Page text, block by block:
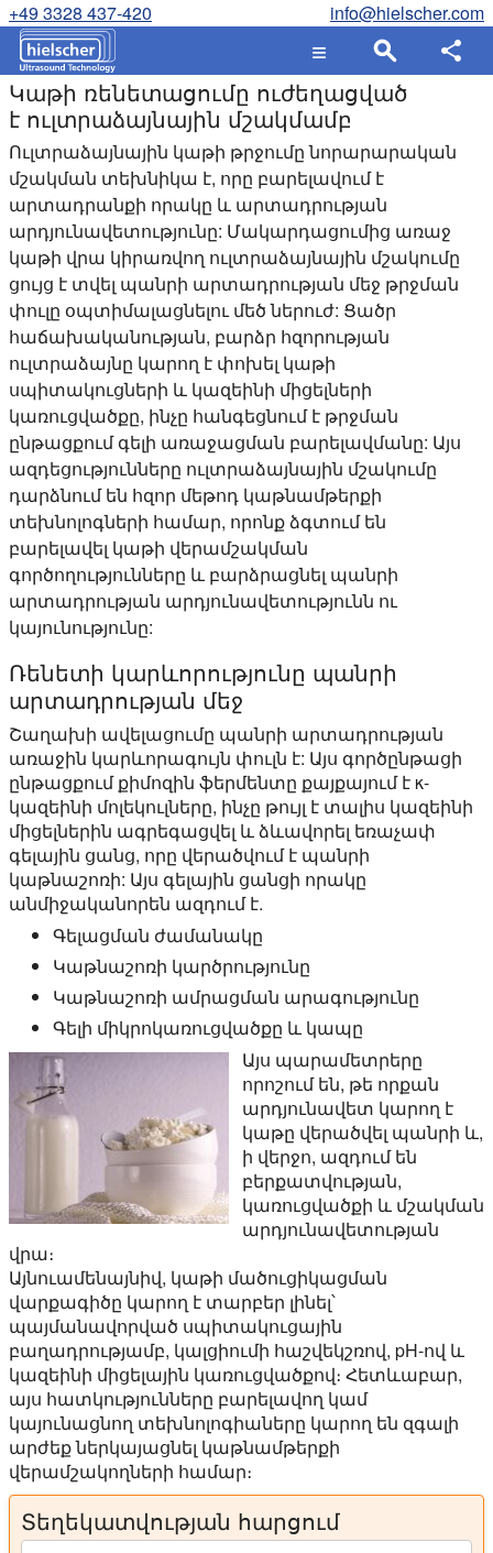
+49 3328 437-420 info@hielscher.com
Կաթի ռենետացումը ուժեղացված
է ուլտրաձայնային մշակմամբ
Ուլտրաձայնային կաթի թրջումը նորարարական
մշակման տեխնիկա է, որը բարելավում է
արտադրանքի որակը և արտադրության
արդյունավետությունը: Մակարդացումից առաջ
կաթի վրա կիրառվող ուլտրաձայնային մշակումը
ցույց է տվել պանրի արտադրության մեջ թրջման
փուլը օպտիմալացնելու մեծ ներուժ: Ցածր
հաճախականության, բարձր հզորության
ուլտրաձայնը կարող է փոխել կաթի
սպիտակուցների և կազեինի միցելների
կառուցվածքը, ինչը հանգեցնում է թրջման
ընթացքում գելի առաջացման բարելավմանը: Այս
ազդեցությունները ուլտրաձայնային մշակումը
դարձնում են հզոր մեթոդ կաթնամթերքի
տեխնոլոգների համար, որոնք ձգտում են
բարելավել կաթի վերամշակման
գործողությունները և բարձրացնել պանրի
արտադրության արդյունավետությունն ու
կայունությունը:
Ռենետի կարևորությունը պանրի
արտադրության մեջ
Շաղախի ավելացումը պանրի արտադրության
առաջին կարևորագույն փուլն է: Այս գործընթացի
ընթացքում քիմոզին ֆերմենտը քայքայում է κ-
կազեինի մոլեկուլները, ինչը թույլ է տալիս կազեինի
միցելներին ագրեգացվել և ձևավորել եռաչափ
գելային ցանց, որը վերածվում է պանրի
կաթնաշոռի: Այս գելային ցանցի որակը
անմիջականորեն ազդում է.
Գելացման ժամանակը
Կաթնաշոռի կարծրությունը
Կաթնաշոռի ամրացման արագությունը
Գելի միկրոկառուցվածքը և կապը
Այս պարամետրերը
որոշում են, թե որքան
արդյունավետ կարող է
կաթը վերածվել պանրի և,
ի վերջո, ազդում են
բերքատվության,
կառուցվածքի և մշակման
արդյունավետության
վրա։
Այնուամենայնիվ, կաթի մածուցիկացման
վարքագիծը կարող է տարբեր լինել՝
պայմանավորված սպիտակուցային
բաղադրությամբ, կալցիումի հաշվեկշռով, pH-ով և
կազեինի միցելային կառուցվածքով։ Հետևաբար,
այս հատկությունները բարելավող կամ
կայունացնող տեխնոլոգիաները կարող են զգալի
արժեք ներկայացնել կաթնամթերքի
վերամշակողների համար։
Տեղեկատվության հարցում